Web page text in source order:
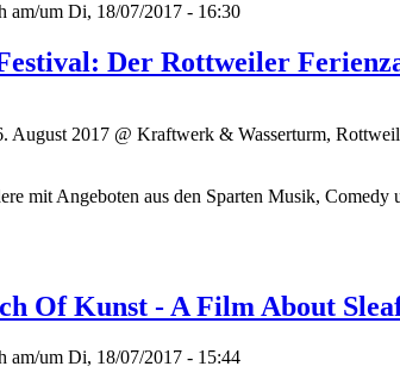
am/um Di, 18/07/2017 - 16:30
Der Rottweiler
August 2017 @ Kraftwerk & Wasserturm, Rottweil
mit Angeboten aus den Sparten Musik,
Of Kunst - A Film About
am/um Di, 18/07/2017 - 15:44